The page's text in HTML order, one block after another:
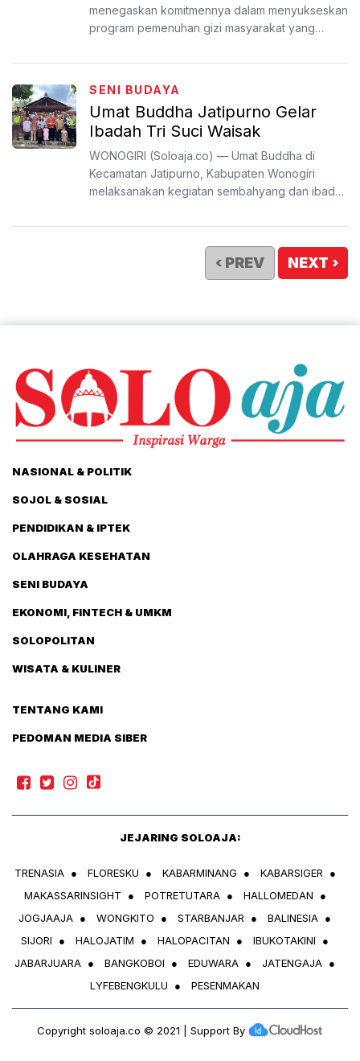
menegaskan komitmennya dalam menyukseskan
program pemenuhan gizi masyarakat yang
SENI BUDAYA
Umat Buddha Jatipurno Gelar
Ibadah Tri Suci Waisak
WONOGIRI (Soloaja.co) — Umat Buddha di
Kecamatan Jatipurno, Kabupaten Wonogiri
melaksanakan kegiatan sembahyang dan ibadah
‹ PREV NEXT ›
NASIONAL & POLITIK
SOJOL & SOSIAL
PENDIDIKAN & IPTEK
OLAHRAGA KESEHATAN
SENI BUDAYA
EKONOMI, FINTECH & UMKM
SOLOPOLITAN
WISATA & KULINER
TENTANG KAMI
PEDOMAN MEDIA SIBER
JEJARING SOLOAJA:
TRENASIA ● FLORESKU ● KABARMINANG ● KABARSIGER
●
MAKASSARINSIGHT
● POTRETUTARA ● HALLOMEDAN
●
JOGJAAJA ● WONGKITO ● STARBANJAR ● BALINESIA ●
SIJORI
● HALOJATIM ● HALOPACITAN ● IBUKOTAKINI
●
JABARJUARA ● BANGKOBOI ● EDUWARA ● JATENGAJA ●
LYFEBENGKULU
● PESENMAKAN
Copyright soloaja.co © 2021 | Support By